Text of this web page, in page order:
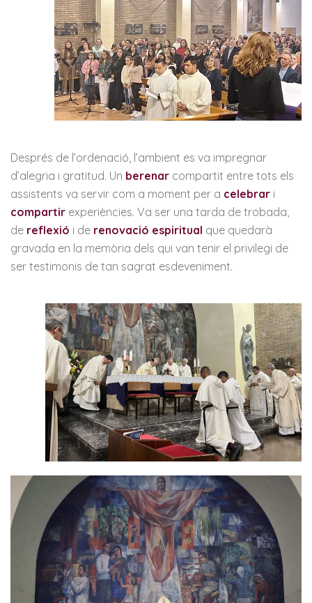
Després de l’ordenació, l’ambient es va impregnar
d’alegria i gratitud. Un berenar compartit entre tots els
assistents va servir com a moment per a celebrar i
compartir experiències. Va ser una tarda de trobada,
de reflexió i de renovació espiritual que quedarà
gravada en la memòria dels qui van tenir el privilegi de
ser testimonis de tan sagrat esdeveniment.